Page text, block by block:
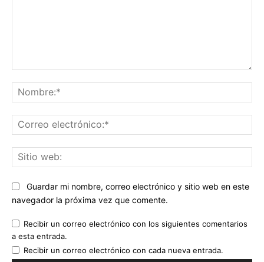
Guardar mi nombre, correo electrónico y sitio web en este
navegador la próxima vez que comente.
Recibir un correo electrónico con los siguientes comentarios
a esta entrada.
Recibir un correo electrónico con cada nueva entrada.